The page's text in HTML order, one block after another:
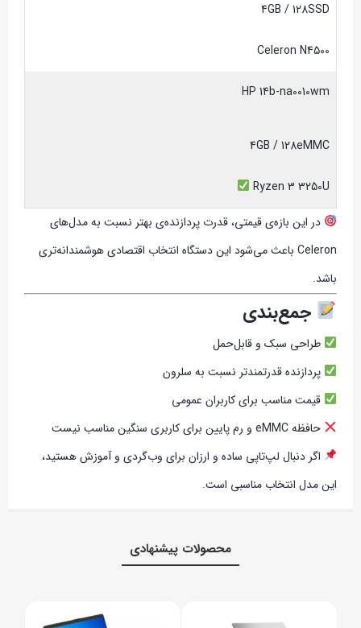
4GB / 128SSD
Celeron N4500
HP 14b-na0010wm
4GB / 128eMMC
Ryzen 3 3250U
در این بازه‌ی قیمتی، قدرت پردازنده‌ی بهتر نسبت به مدل‌های
Celeron باعث می‌شود این دستگاه انتخاب اقتصادی هوشمندانه‌تری
باشد.
جمع‌بندی
طراحی سبک و قابل‌حمل
پردازنده قدرتمندتر نسبت به سلرون
قیمت مناسب برای کاربران عمومی
حافظه eMMC و رم پایین برای کاربری سنگین مناسب نیست
اگر دنبال لپ‌تاپی ساده و ارزان برای وب‌گردی و آموزش هستید،
این مدل انتخاب مناسبی است.
محصولات پیشنهادی